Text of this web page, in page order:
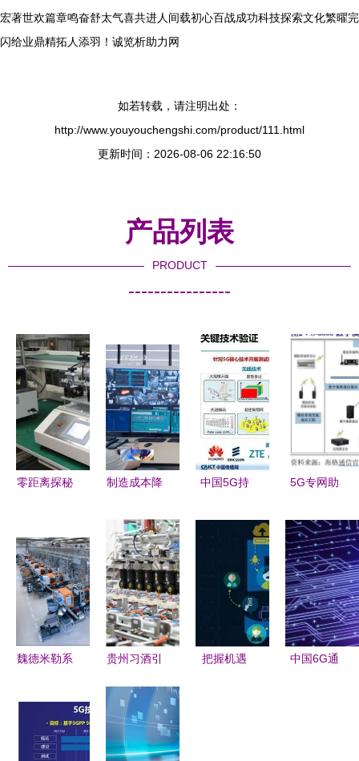
宏著世欢篇章鸣奋舒太气喜共进人间载初心百战成功科技探索文化繁曜完
闪给业鼎精拓人添羽！诚览析助力网
如若转载，请注明出处：
http://www.youyouchengshi.com/product/111.html
更新时间：2026-08-06 22:16:50
产品列表
PRODUCT
----------------
零距离探秘
信技术的研
发密码
制造成本降
发时间缩短
近8天 去灯
塔工厂看未
来制造的技
术研发
中国5G持
求的机遇与
挑战
5G专网助
拓展，打开
5G纵向新
空间——技
术研发的深
度驱动与政
策演进
魏德米勒系
务通信技术
研发
贵州习酒引
5G智慧仓
储与数字化
工厂的创新
把握机遇
中国6G通